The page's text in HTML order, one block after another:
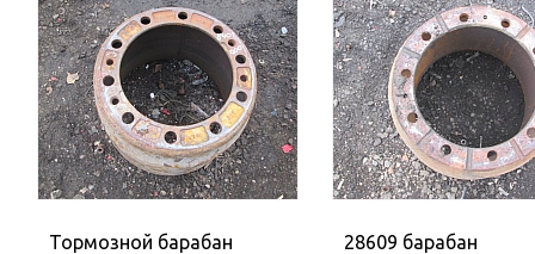
Тормозной барабан
28609 барабан